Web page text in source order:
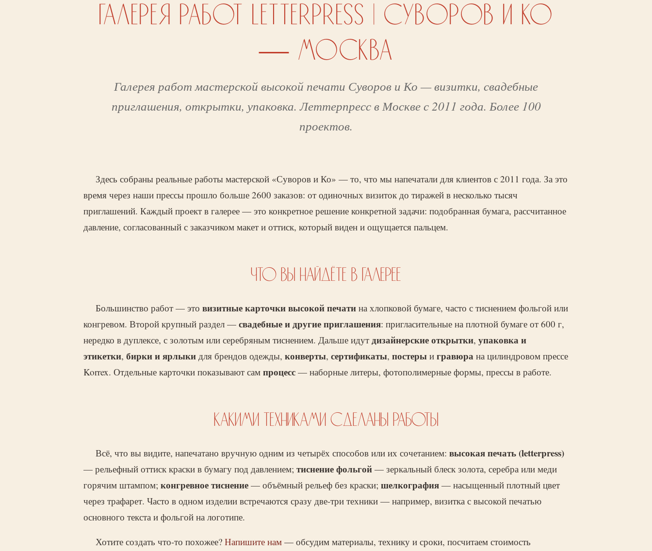
ГАЛЕРЕЯ РАБОТ LETTERPRESS | СУВОРОВ И КО
— МОСКВА
Галерея работ мастерской высокой печати Суворов и Ко — визитки, свадебные
приглашения, открытки, упаковка. Леттерпресс в Москве с 2011 года. Более 100
проектов.
Здесь собраны реальные работы мастерской «Суворов и Ко» — то, что мы напечатали для клиентов с 2011 года. За это
время через наши прессы прошло больше 2600 заказов: от одиночных визиток до тиражей в несколько тысяч
приглашений. Каждый проект в галерее — это конкретное решение конкретной задачи: подобранная бумага, рассчитанное
давление, согласованный с заказчиком макет и оттиск, который виден и ощущается пальцем.
ЧТО ВЫ НАЙДЁТЕ В ГАЛЕРЕЕ
Большинство работ — это визитные карточки высокой печати на хлопковой бумаге, часто с тиснением фольгой или
конгревом. Второй крупный раздел — свадебные и другие приглашения: пригласительные на плотной бумаге от 600 г,
нередко в дуплексе, с золотым или серебряным тиснением. Дальше идут дизайнерские открытки, упаковка и
этикетки, бирки и ярлыки для брендов одежды, конверты, сертификаты, постеры и гравюра на цилиндровом прессе
Korrex. Отдельные карточки показывают сам процесс — наборные литеры, фотополимерные формы, прессы в работе.
КАКИМИ ТЕХНИКАМИ СДЕЛАНЫ РАБОТЫ
Всё, что вы видите, напечатано вручную одним из четырёх способов или их сочетанием: высокая печать (letterpress)
— рельефный оттиск краски в бумагу под давлением; тиснение фольгой — зеркальный блеск золота, серебра или меди
горячим штампом; конгревное тиснение — объёмный рельеф без краски; шелкография — насыщенный плотный цвет
через трафарет. Часто в одном изделии встречаются сразу две-три техники — например, визитка с высокой печатью
основного текста и фольгой на логотипе.
Хотите создать что-то похожее? Напишите нам — обсудим материалы, технику и сроки, посчитаем стоимость